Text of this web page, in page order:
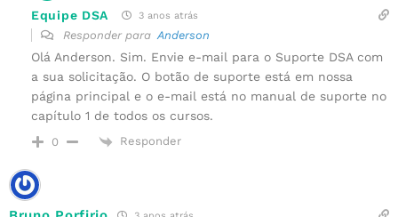
Equipe DSA 3 anos atrás
Responder paraAnderson
Olá Anderson. Sim. Envie e-mail para o Suporte DSA com
a sua solicitação. O botão de suporte está em nossa
página principal e o e-mail está no manual de suporte no
capítulo 1 de todos os cursos.
0 Responder